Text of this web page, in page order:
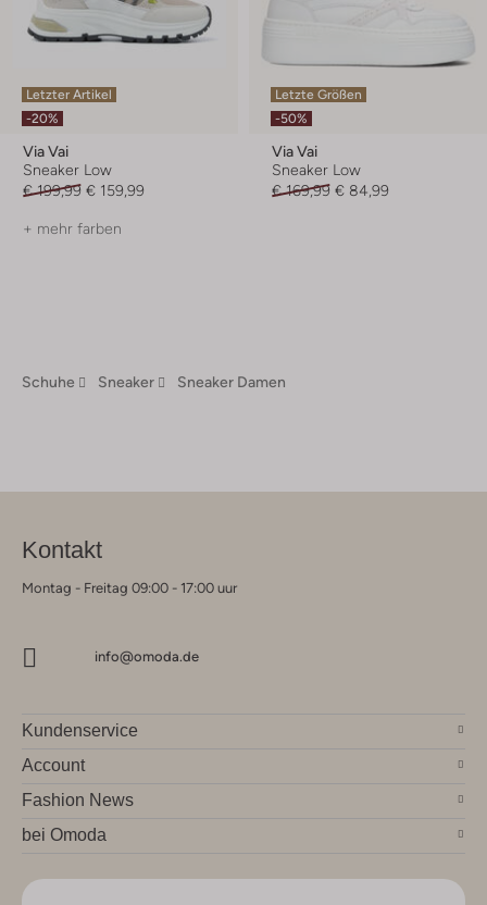
Letzter Artikel
-20%
Via Vai
Sneaker Low
€ 199,99 € 159,99
+ mehr farben
Letzte Größen
-50%
Via Vai
Sneaker Low
€ 169,99 € 84,99
Schuhe Sneaker Sneaker Damen
Kontakt
Montag - Freitag 09:00 - 17:00 uur
info@omoda.de
Kundenservice
Account
Fashion News
bei Omoda